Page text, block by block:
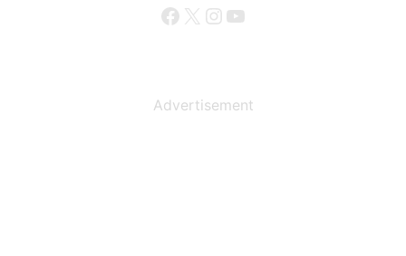
Facebook X Instagram YouTube
Advertisement